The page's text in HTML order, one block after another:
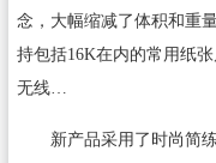
念，大幅缩减了体积和重
持包括16K在内的常用纸
无线…
新产品采用了时尚简练